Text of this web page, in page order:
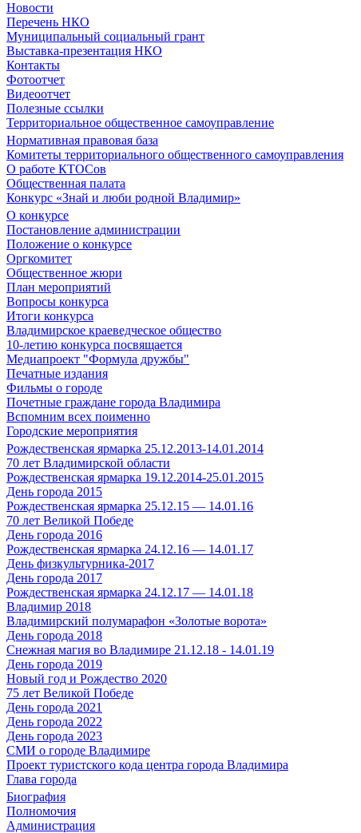
Новости
Перечень НКО
Муниципальный социальный грант
Выставка-презентация НКО
Контакты
Фотоотчет
Видеоотчет
Полезные ссылки
Территориальное общественное самоуправление
Нормативная правовая база
Комитеты территориального общественного самоуправления
О работе КТОСов
Общественная палата
Конкурс «Знай и люби родной Владимир»
О конкурсе
Постановление администрации
Положение о конкурсе
Оргкомитет
Общественное жюри
План мероприятий
Вопросы конкурса
Итоги конкурса
Владимирское краеведческое общество
10-летию конкурса посвящается
Медиапроект "Формула дружбы"
Печатные издания
Фильмы о городе
Почетные граждане города Владимира
Вспомним всех поименно
Городские мероприятия
Рождественская ярмарка 25.12.2013-14.01.2014
70 лет Владимирской области
Рождественская ярмарка 19.12.2014-25.01.2015
День города 2015
Рождественская ярмарка 25.12.15 — 14.01.16
70 лет Великой Победе
День города 2016
Рождественская ярмарка 24.12.16 — 14.01.17
День физкультурника-2017
День города 2017
Рождественская ярмарка 24.12.17 — 14.01.18
Владимир 2018
Владимирский полумарафон «Золотые ворота»
День города 2018
Снежная магия во Владимире 21.12.18 - 14.01.19
День города 2019
Новый год и Рождество 2020
75 лет Великой Победе
День города 2021
День города 2022
День города 2023
СМИ о городе Владимире
Проект туристского кода центра города Владимира
Глава города
Биография
Полномочия
Администрация